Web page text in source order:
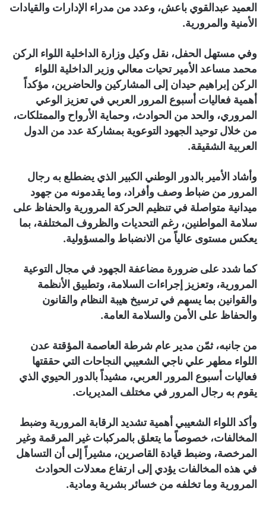
العميد عبدالقوي باعش، وعدد من مدراء الإدارات والقيادات
الأمنية والمرورية.
وفي مستهل الحفل، نقل وكيل وزارة الداخلية اللواء الركن
محمد مساعد الأمير تحيات معالي وزير الداخلية اللواء
الركن إبراهيم حيدان إلى المشاركين والحاضرين، مؤكداً
أهمية فعاليات أسبوع المرور العربي في تعزيز الوعي
المروري، والحد من الحوادث، وحماية الأرواح والممتلكات،
من خلال توحيد الجهود التوعوية بمشاركة عدد من الدول
العربية الشقيقة.
وأشاد الأمير بالدور الوطني الكبير الذي يضطلع به رجال
المرور من ضباط وصف وأفراد، وما يقدمونه من جهود
ميدانية متواصلة في تنظيم الحركة المرورية والحفاظ على
سلامة المواطنين، رغم التحديات والظروف المختلفة، بما
يعكس مستوى عالياً من الانضباط والمسؤولية.
كما شدد على ضرورة مضاعفة الجهود في مجال التوعية
المرورية، وتعزيز إجراءات السلامة، وتطبيق الأنظمة
والقوانين بما يسهم في ترسيخ هيبة النظام والقانون
والحفاظ على الأمن والسلامة العامة.
من جانبه، ثمّن مدير عام شرطة العاصمة المؤقتة عدن
اللواء مطهر علي ناجي الشعيبي النجاحات التي حققتها
فعاليات أسبوع المرور العربي، مشيداً بالدور الحيوي الذي
يقوم به رجال المرور في مختلف المديريات.
وأكد اللواء الشعيبي أهمية تشديد الرقابة المرورية وضبط
المخالفات، خصوصاً ما يتعلق بالمركبات غير المرقمة وغير
المرخصة، وضبط قيادة القاصرين، مشيراً إلى أن التساهل
في هذه المخالفات يؤدي إلى ارتفاع معدلات الحوادث
المرورية وما تخلفه من خسائر بشرية ومادية.